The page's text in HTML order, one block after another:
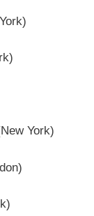
York)